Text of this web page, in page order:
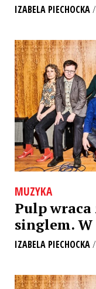
IZABELA PIECHOCKA/
MUZYKA
Pulp
singlem.
IZABELA PIECHOCKA/